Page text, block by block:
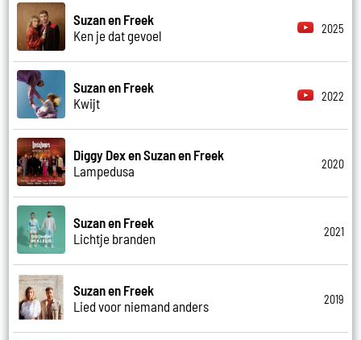
Suzan en Freek
Ken je dat gevoel
2025
Suzan en Freek
Kwijt
2022
Diggy Dex en Suzan en Freek
Lampedusa
2020
Suzan en Freek
Lichtje branden
2021
Suzan en Freek
Lied voor niemand anders
2019